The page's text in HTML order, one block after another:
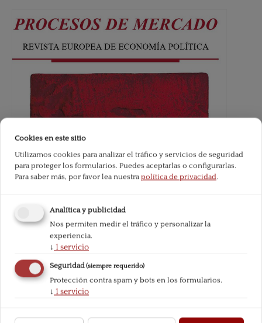
Cookies en este sitio
Utilizamos cookies para analizar el tráfico y servicios de seguridad
para proteger los formularios. Puedes aceptarlas o configurarlas.
Para saber más, por favor lea nuestra política de privacidad.
Analítica y publicidad
Nos permiten medir el tráfico y personalizar la
experiencia.
↓ 1servicio
Seguridad(siempre requerido)
Protección contra spam y bots en los formularios.
↓ 1servicio